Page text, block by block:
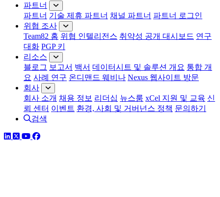
파트너
파트너 기술 제휴 파트너 채널 파트너 파트너 로그인
위협 조사
Team82 홈 위협 인텔리전스 취약성 공개 대시보드 연구
대화 PGP 키
리소스
블로그 보고서 백서 데이터시트 및 솔루션 개요 통합 개
요 사례 연구 온디맨드 웨비나 Nexus 웹사이트 방문
회사
회사 소개 채용 정보 리더십 뉴스룸 xCel 지원 및 교육 신
뢰 센터 이벤트 환경, 사회 및 거버넌스 정책 문의하기
검색
링크드인
트위터유튜브
페이스북